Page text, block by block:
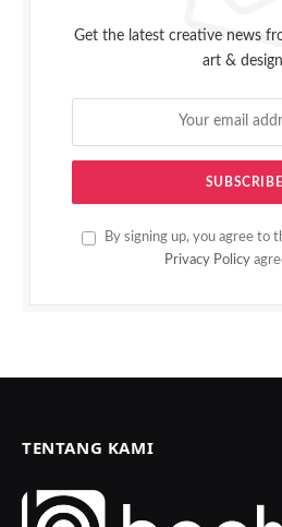
Get the latest creative news
art &
By signing up, you agree to
Privacy Policy
TENTANG KAMI